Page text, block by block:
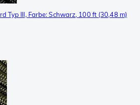
Typ III, Farbe: Schwarz, 100 ft (30,48 m)